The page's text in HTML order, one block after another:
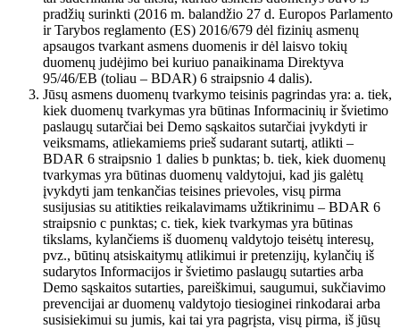
pradžių surinkti (2016 m. balandžio 27 d. Europos Parlamento
ir Tarybos reglamento (ES) 2016/679 dėl fizinių asmenų
apsaugos tvarkant asmens duomenis ir dėl laisvo tokių
duomenų judėjimo bei kuriuo panaikinama Direktyva
95/46/EB (toliau – BDAR) 6 straipsnio 4 dalis).
Jūsų asmens duomenų tvarkymo teisinis pagrindas yra: a. tiek,
kiek duomenų tvarkymas yra būtinas Informacinių ir švietimo
paslaugų sutarčiai bei Demo sąskaitos sutarčiai įvykdyti ir
veiksmams, atliekamiems prieš sudarant sutartį, atlikti –
BDAR 6 straipsnio 1 dalies b punktas; b. tiek, kiek duomenų
tvarkymas yra būtinas duomenų valdytojui, kad jis galėtų
įvykdyti jam tenkančias teisines prievoles, visų pirma
susijusias su atitikties reikalavimams užtikrinimu – BDAR 6
straipsnio c punktas; c. tiek, kiek tvarkymas yra būtinas
tikslams, kylančiems iš duomenų valdytojo teisėtų interesų,
pvz., būtinų atsiskaitymų atlikimui ir pretenzijų, kylančių iš
sudarytos Informacijos ir švietimo paslaugų sutarties arba
Demo sąskaitos sutarties, pareiškimui, saugumui, sukčiavimo
prevencijai ar duomenų valdytojo tiesioginei rinkodarai arba
susisiekimui su jumis, kai tai yra pagrįsta, visų pirma, iš jūsų